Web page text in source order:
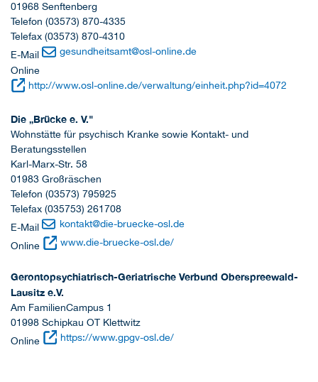
01968 Senftenberg
Telefon (03573) 870-4335
Telefax (03573) 870-4310
E-Mail
gesundheitsamt@osl-online.de
Online
http://www.osl-online.de/verwaltung/einheit.php?id=4072
Die „Brücke e. V."
Wohnstätte für psychisch Kranke sowie Kontakt- und
Beratungsstellen
Karl-Marx-Str. 58
01983 Großräschen
Telefon (03573) 795925
Telefax (035753) 261708
E-Mail
kontakt@die-bruecke-osl.de
Online
www.die-bruecke-osl.de/
Gerontopsychiatrisch-Geriatrische Verbund Oberspreewald-
Lausitz e.V.
Am FamilienCampus 1
01998 Schipkau OT Klettwitz
Online
https://www.gpgv-osl.de/